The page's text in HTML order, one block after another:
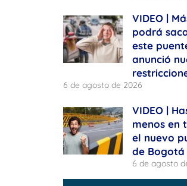
VIDEO |
podrá
este
anunció
6 de agosto de 2026
VIDEO |
menos en
el nuevo
de Bogotá
6 de agosto